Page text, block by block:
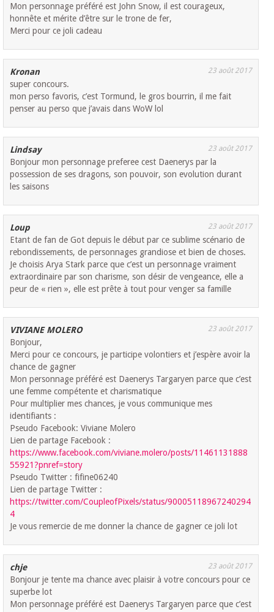
Mon personnage préféré est John Snow, il est courageux,
honnête et mérite d’être sur le trone de fer,
Merci pour ce joli cadeau
Kronan 23 août 2017
super concours.
mon perso favoris, c’est Tormund, le gros bourrin, il me fait
penser au perso que j’avais dans WoW lol
Lindsay 23 août 2017
Bonjour mon personnage preferee cest Daenerys par la
possession de ses dragons, son pouvoir, son evolution durant
les saisons
Loup 23 août 2017
Etant de fan de Got depuis le début par ce sublime scénario de
rebondissements, de personnages grandiose et bien de choses.
Je choisis Arya Stark parce que c’est un personnage vraiment
extraordinaire par son charisme, son désir de vengeance, elle a
peur de « rien », elle est prête à tout pour venger sa famille
VIVIANE MOLERO 23 août 2017
Bonjour,
Merci pour ce concours, je participe volontiers et j’espère avoir la
chance de gagner
Mon personnage préféré est Daenerys Targaryen parce que c’est
une femme compétente et charismatique
Pour multiplier mes chances, je vous communique mes
identifiants :
Pseudo Facebook: Viviane Molero
Lien de partage Facebook :
https://www.facebook.com/viviane.molero/posts/11461131888
55921?pnref=story
Pseudo Twitter : fifine06240
Lien de partage Twitter :
https://twitter.com/CoupleofPixels/status/90005118967240294
4
Je vous remercie de me donner la chance de gagner ce joli lot
chje 23 août 2017
Bonjour je tente ma chance avec plaisir à votre concours pour ce
superbe lot
Mon personnage préféré est Daenerys Targaryen parce que c’est